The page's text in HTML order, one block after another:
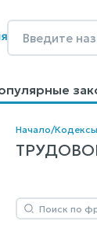
Начало/Кодексы